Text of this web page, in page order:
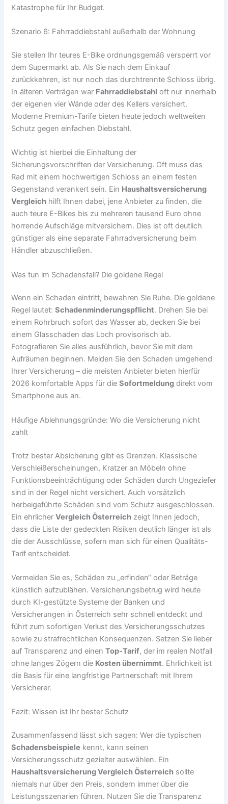
Katastrophe für Ihr Budget.
Szenario 6: Fahrraddiebstahl außerhalb der Wohnung
Sie stellen Ihr teures E-Bike ordnungsgemäß versperrt vor
dem Supermarkt ab. Als Sie nach dem Einkauf
zurückkehren, ist nur noch das durchtrennte Schloss übrig.
In älteren Verträgen war Fahrraddiebstahl oft nur innerhalb
der eigenen vier Wände oder des Kellers versichert.
Moderne Premium-Tarife bieten heute jedoch weltweiten
Schutz gegen einfachen Diebstahl.
Wichtig ist hierbei die Einhaltung der
Sicherungsvorschriften der Versicherung. Oft muss das
Rad mit einem hochwertigen Schloss an einem festen
Gegenstand verankert sein. Ein Haushaltsversicherung
Vergleich hilft Ihnen dabei, jene Anbieter zu finden, die
auch teure E-Bikes bis zu mehreren tausend Euro ohne
horrende Aufschläge mitversichern. Dies ist oft deutlich
günstiger als eine separate Fahrradversicherung beim
Händler abzuschließen.
Was tun im Schadensfall? Die goldene Regel
Wenn ein Schaden eintritt, bewahren Sie Ruhe. Die goldene
Regel lautet:Schadenminderungspflicht. Drehen Sie bei
einem Rohrbruch sofort das Wasser ab, decken Sie bei
einem Glasschaden das Loch provisorisch ab.
Fotografieren Sie alles ausführlich, bevor Sie mit dem
Aufräumen beginnen. Melden Sie den Schaden umgehend
Ihrer Versicherung – die meisten Anbieter bieten hierfür
2026 komfortable Apps für dieSofortmeldung direkt vom
Smartphone aus an.
Häufige Ablehnungsgründe: Wo die Versicherung nicht
zahlt
Trotz bester Absicherung gibt es Grenzen. Klassische
Verschleißerscheinungen, Kratzer an Möbeln ohne
Funktionsbeeinträchtigung oder Schäden durch Ungeziefer
sind in der Regel nicht versichert. Auch vorsätzlich
herbeigeführte Schäden sind vom Schutz ausgeschlossen.
Ein ehrlicherVergleich Österreich zeigt Ihnen jedoch,
dass die Liste der gedeckten Risiken deutlich länger ist als
die der Ausschlüsse, sofern man sich für einen Qualitäts-
Tarif entscheidet.
Vermeiden Sie es, Schäden zu „erfinden“ oder Beträge
künstlich aufzublähen. Versicherungsbetrug wird heute
durch KI-gestützte Systeme der Banken und
Versicherungen in Österreich sehr schnell entdeckt und
führt zum sofortigen Verlust des Versicherungsschutzes
sowie zu strafrechtlichen Konsequenzen. Setzen Sie lieber
auf Transparenz und einenTop-Tarif, der im realen Notfall
ohne langes Zögern die Kosten übernimmt. Ehrlichkeit ist
die Basis für eine langfristige Partnerschaft mit Ihrem
Versicherer.
Fazit: Wissen ist Ihr bester Schutz
Zusammenfassend lässt sich sagen: Wer die typischen
Schadensbeispiele kennt, kann seinen
Versicherungsschutz gezielter auswählen. Ein
Haushaltsversicherung Vergleich Österreich sollte
niemals nur über den Preis, sondern immer über die
Leistungsszenarien führen. Nutzen Sie die Transparenz